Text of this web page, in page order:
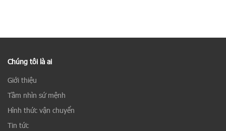
Chúng tôi là ai
Giới thiệu
Tầm nhìn sứ mệnh
Hình thức vận chuyển
Tin tức